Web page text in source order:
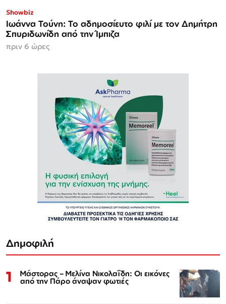
Showbiz
Ιωάννα Τούνη: Το αδημοσίευτο φιλί με τον Δημήτρη
Σπυριδωνίδη από την Ίμπιζα
πριν 6 ώρες
Δημοφιλή
1 Μάστορας – Μελίνα Νικολαΐδη: Οι εικόνες
από την Πάρο άναψαν φωτιές